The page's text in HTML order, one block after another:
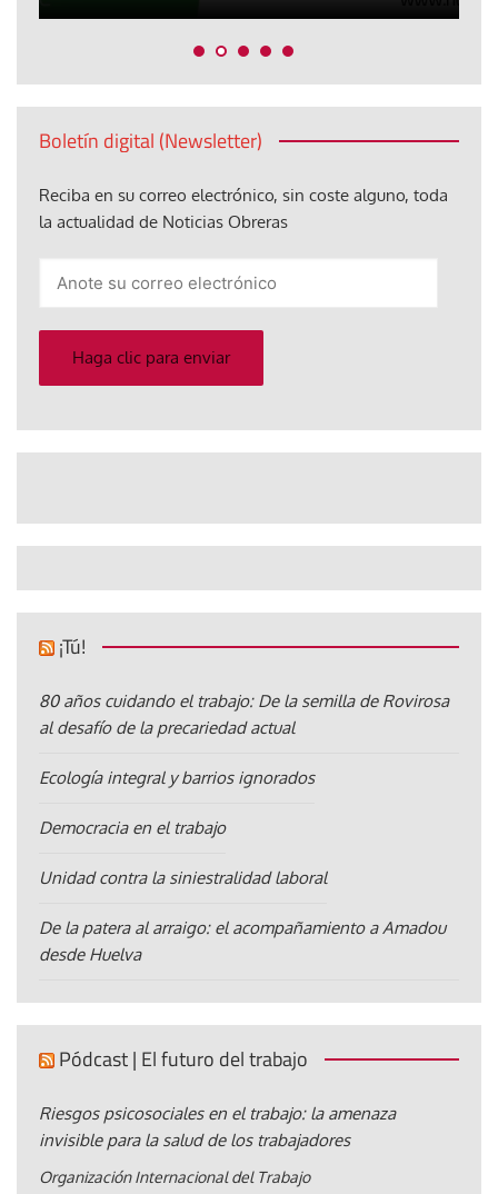
Boletín digital (Newsletter)
Reciba en su correo electrónico, sin coste alguno, toda
la actualidad de Noticias Obreras
electrónico
Haga clic para enviar
¡Tú!
80 años cuidando el trabajo: De la semilla de Rovirosa
al desafío de la precariedad actual
Ecología integral y barrios ignorados
Democracia en el trabajo
Unidad contra la siniestralidad laboral
De la patera al arraigo: el acompañamiento a Amadou
desde Huelva
Pódcast | El futuro del trabajo
Riesgos psicosociales en el trabajo: la amenaza
invisible para la salud de los trabajadores
Organización Internacional del Trabajo